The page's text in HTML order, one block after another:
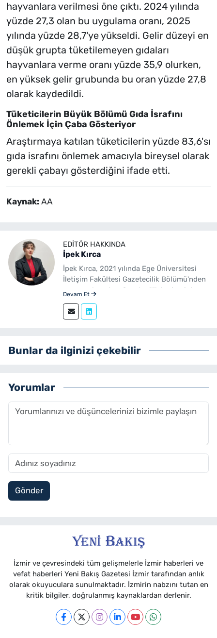
hayvanlara verilmesi öne çıktı. 2024 yılında
yüzde 27,3 olan bu uygulama oranı, 2025
yılında yüzde 28,7'ye yükseldi. Gelir düzeyi en
düşük grupta tüketilemeyen gıdaları
hayvanlara verme oranı yüzde 35,9 olurken,
en yüksek gelir grubunda bu oran yüzde 27,8
olarak kaydedildi.
Tüketicilerin Büyük Bölümü Gıda İsrafını
Önlemek İçin Çaba Gösteriyor
Araştırmaya katılan tüketicilerin yüzde 83,6'sı
gıda israfını önlemek amacıyla bireysel olarak
gerekli çabayı gösterdiğini ifade etti.
Kaynak: AA
EDITÖR HAKKINDA
İpek Kırca
İpek Kırca, 2021 yılında Ege Üniversitesi
İletişim Fakültesi Gazetecilik Bölümü'nden
mezun olmuştur. Gazetecilik kariyerini
yenibakishaber.com bünyesinde muhabir
ve editör olarak görev yapmaktadır.
Devam Et
Bunlar da ilginizi çekebilir
Yorumlar
Gönder
İzmir ve çevresindeki tüm gelişmelerle İzmir haberleri ve
vefat haberleri Yeni Bakış Gazetesi İzmir tarafından anlık
olarak okuyuculara sunulmaktadır. İzmirin nabzını tutan en
kritik bilgiler, doğrulanmış kaynaklardan derlenir.